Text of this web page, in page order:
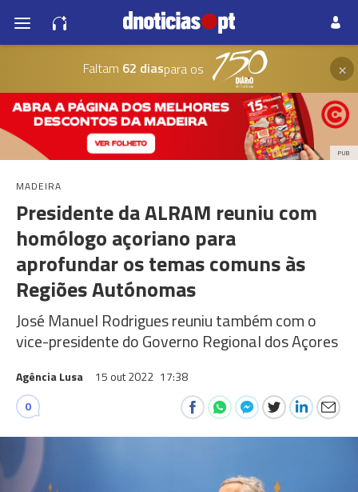
Faltam 62 diaspara os ×
PUB
MADEIRA
Presidente da ALRAM reuniu com
homólogo açoriano para
aprofundar os temas comuns às
Regiões Autónomas
José Manuel Rodrigues reuniu também com o
vice-presidente do Governo Regional dos Açores
Agência Lusa 15 out 2022 17:38
0